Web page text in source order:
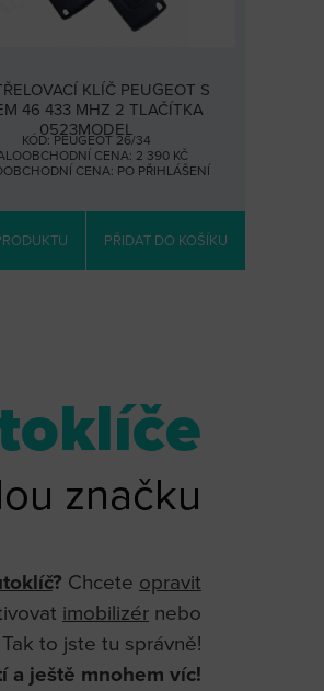
KLÍČ PEUGEOT S
46 433 MHZ 2 TLAČÍTKA
0523MODEL
KÓD: PEUGEOT 26/34
CENA: 2 390 KČ
CENA: PO PŘIHLÁŠENÍ
PŘIDAT DO KOŠÍKU
značku
? Chcete opravit
imobilizérnebo
to jste tu správně!
a ještě mnohem víc!